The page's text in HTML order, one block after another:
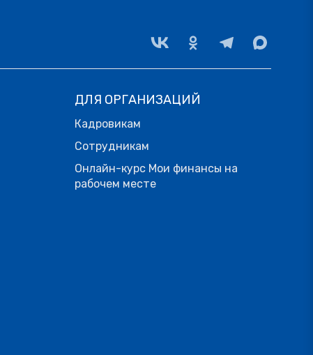
ДЛЯ ОРГАНИЗАЦИЙ
Кадровикам
Сотрудникам
Онлайн-курс Мои финансы на
рабочем месте